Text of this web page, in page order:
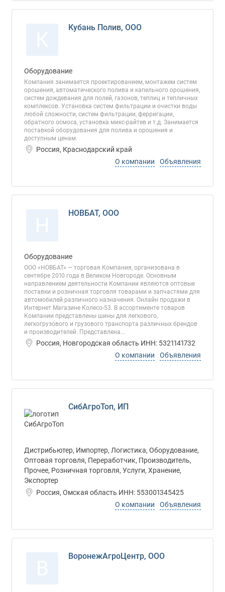
Кубань Полив, ООО
Оборудование
Компания занимается проектированием, монтажем систем
орошения, автоматического полива и капельного орошения,
систем дождевания для полей, газонов, теплиц и тепличных
комплексов. Установка систем фильтрации и очистки воды
любой сложности, систем фильтрации, ферригации,
обратного осмоса, установка микс-райтев и т.д. Занимается
поставкой оборудования для полива и орошения и
доступным ценам.
Россия, Краснодарский край
О компании
Объявления
НОВБАТ, ООО
Оборудование
ООО «НОВБАТ» — торговая Компания, организована в
сентябре 2010 года в Великом Новгороде. Основным
направлением деятельности Компании являются оптовые
поставки и розничная торговля товарами и запчастями для
автомобилей различного назначения. Онлайн продажи в
Интернет Магазине Колесо-53. В ассортименте товаров
Компании представлены шины для легкового,
легкогрузового и грузового транспорта различных брендов
и производителей. Представлена...
Россия, Новгородская область ИНН: 5321141732
О компании
Объявления
СибАгроТоп, ИП
Дистрибьютер, Импортер, Логистика, Оборудование,
Оптовая торговля, Переработчик, Производитель,
Прочее, Розничная торговля, Услуги, Хранение,
Экспортер
Россия, Омская область ИНН: 553001345425
О компании
Объявления
ВоронежАгроЦентр, ООО